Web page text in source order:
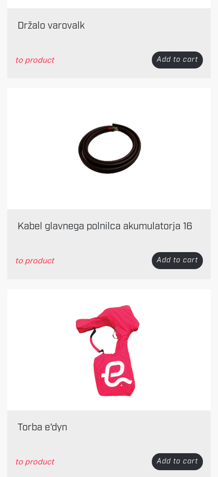
Držalo varovalk
to product Add to cart
Kabel glavnega polnilca akumulatorja 16
to product Add to cart
Torba e’dyn
to product Add to cart